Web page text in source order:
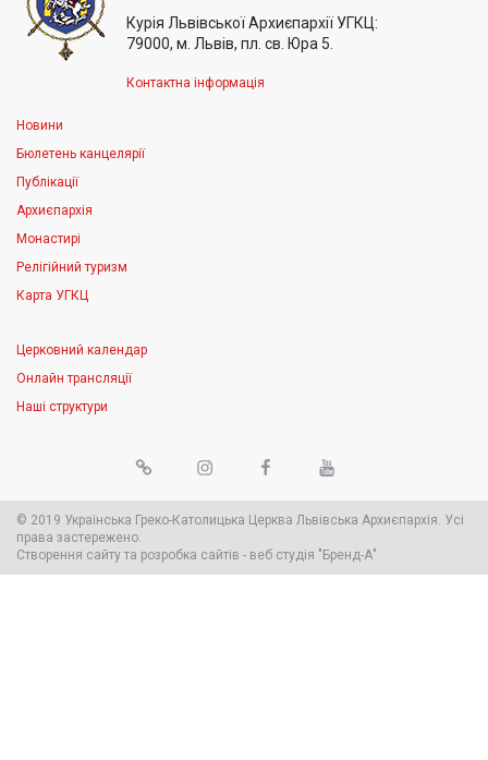
Курія Львівської Архиєпархії УГКЦ:
79000, м. Львів, пл. св. Юра 5.
Контактна інформація
Новини
Бюлетень канцелярії
Публікації
Архиєпархія
Монастирі
Релігійний туризм
Карта УГКЦ
Церковний календар
Онлайн трансляції
Наші структури
© 2019 Українська Греко-Католицька Церква Львівська Архиєпархія. Усі
права застережено.
Створення сайту та розробка сайтів - веб студія "Бренд-А"